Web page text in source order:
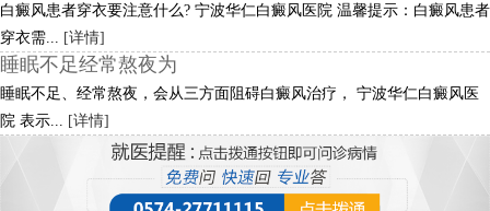
白癜风患者穿衣要注意什么? 宁波华仁白癜风医院 温馨提示：白癜风患者
穿衣需...
[详情]
睡眠不足经常熬夜为
睡眠不足、经常熬夜，会从三方面阻碍白癜风治疗， 宁波华仁白癜风医
院 表示...
[详情]